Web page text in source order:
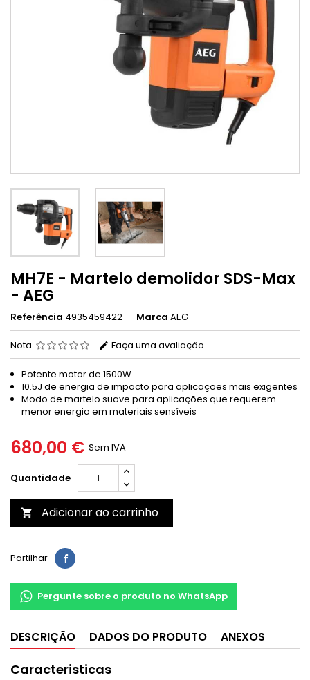
MH7E - Martelo demolidor SDS-Max
- AEG
Referência 4935459422 Marca AEG
Nota Faça uma avaliação
Potente motor de 1500W
10.5J de energia de impacto para aplicações mais exigentes
Modo de martelo suave para aplicações que requerem
menor energia em materiais sensíveis
680,00 € Sem IVA
Quantidade
 Adicionar ao carrinho
Partilhar
Pergunte sobre o produto no WhatsApp
DESCRIÇÃO DADOS DO PRODUTO ANEXOS
Caracteristicas